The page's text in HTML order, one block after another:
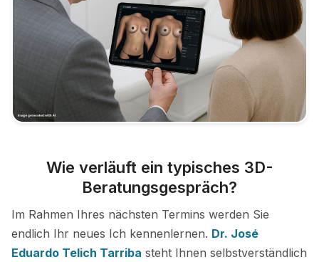
Wie verläuft ein typisches 3D-
Beratungsgespräch?
Im Rahmen Ihres nächsten Termins werden Sie
endlich Ihr neues Ich kennenlernen. Dr. José
Eduardo Telich Tarriba steht Ihnen selbstverständlich